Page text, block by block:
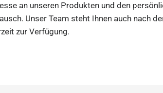
an unseren Produkten und den
Unser Team steht Ihnen auch nach
zur Verfügung.